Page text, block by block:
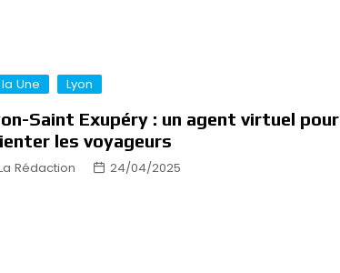
Une Lyon
Saint Exupéry : un agent virtuel pour
les voyageurs
Rédaction 24/04/2025